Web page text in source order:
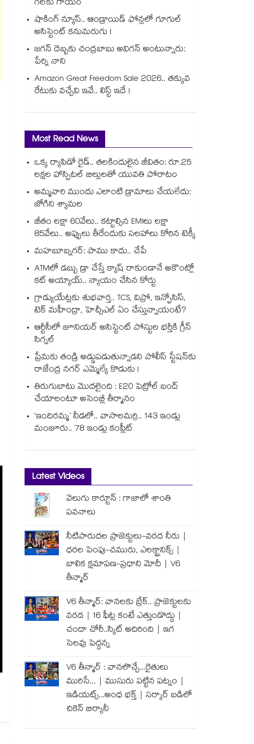
గిల్‎కు గాయం
షాకింగ్ న్యూస్.. ఆండ్రాయిడ్ ఫోన్లలో గూగుల్
అసిస్టెంట్ కనుమరుగు !
జగన్ దెబ్బకు చంద్రబాబు అవిగన్ అంటున్నారు:
పేర్ని నాని
Amazon Great Freedom Sale 2026.. తక్కువ
రేటుకు వచ్చేవి ఇవే.. లిస్ట్ ఇదే !
Most Read News
ఒక్క ర్యాపిడో రైడ్.. తలకిందులైన జీవితం: రూ.25
లక్షల హాస్పిటల్ బిల్లులతో యువతి పోరాటం
అమ్మవారి ముందు ఎలాంటి డ్రామాలు చేయలేదు:
జోగిని శ్యామల
జీతం లక్షా 60వేలు.. కట్టాల్సిన EMIలు లక్షా
85వేలు.. అప్పులు తీరేందుకు సలహాలు కోరిన టెక్కీ
మహబూబ్నగర్: పాము కాదు.. చేపే
ATMలో డబ్బు డ్రా చేస్తే క్యాష్ రాకుండానే అకౌంట్లో
కట్ అయ్యాయ్.. న్యాయం చేసిన కోర్టు
గ్రాడ్యుయేట్లకు శుభవార్త.. TCS, విప్రో, ఇన్ఫోసిస్,
టెక్ మహీంద్రా, హెచ్సీఎల్ ఏం చేస్తున్నాయంటే?
ఆర్టీసీలో జూనియర్ అసిస్టెంట్‌‌ పోస్టుల భర్తీకి గ్రీన్‌‌
సిగ్నల్
ప్రేమకు తండ్రి అడ్డుపడుతున్నాడని పోలీస్ స్టేషన్⁪కు
రాజేంద్ర నగర్ ఎమ్మెల్యే కొడుకు !
తిరుగుబాటు మొదలైంది : E20 పెట్రోల్ బంద్
చేయాలంటూ అసెంబ్లీ తీర్మానం
‘ఇందిరమ్మ’ నీడలో.. వాసాలమర్రి.. 143 ఇండ్లు
మంజూరు.. 78 ఇండ్లు కంప్లీట్
Latest Videos
వెలుగు కార్టూన్ : గాజాలో శాంతి
పవనాలు
నీటిపారుదల ప్రాజెక్టులు-వరద నీరు |
ధరల పెంపు-చమురు, ఎలక్ట్రానిక్స్ |
బాలిక క్షమాపణ-ప్రధాని మోదీ | V6
తీన్మార్
V6 తీన్మార్: వానలకు బ్రేక్.. ప్రాజెక్టులకు
వరద | 16 ఫీట్ల కంటే ఎత్తుండొద్దు |
చందా చోరీ..స్కిట్ అదిరింది | ఇగ
సెలవు పెద్దన్న
V6 తీన్మార్ : వానలొచ్చే...రైతులు
మురిసే... | ముసురు పట్టిన పట్నం |
ఇడియట్స్...అంధ భక్త్ | సర్కార్ బడిలో
చికెన్ బిర్యానీ